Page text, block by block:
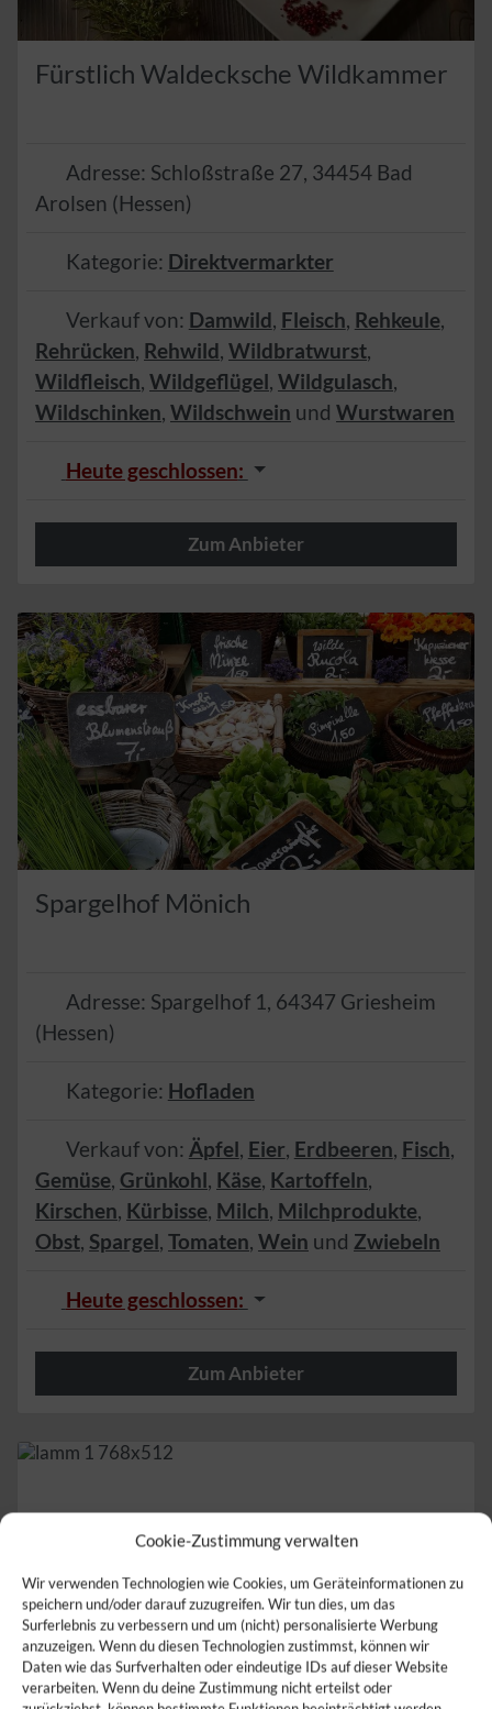
Cookie-Zustimmung verwalten
Wir verwenden Technologien wie Cookies, um Geräteinformationen zu
speichern und/oder darauf zuzugreifen. Wir tun dies, um das
Surferlebnis zu verbessern und um (nicht) personalisierte Werbung
anzuzeigen. Wenn du diesen Technologien zustimmst, können wir
Daten wie das Surfverhalten oder eindeutige IDs auf dieser Website
verarbeiten. Wenn du deine Zustimmung nicht erteilst oder
Fürstlich Waldecksche Wildkammer
Adresse: Schloßstraße 27, 34454 Bad
Arolsen (Hessen)
Kategorie: Direktvermarkter
Verkauf von: Damwild, Fleisch, Rehkeule,
Rehrücken, Rehwild, Wildbratwurst,
Wildfleisch, Wildgeflügel, Wildgulasch,
Wildschinken, Wildschwein und Wurstwaren
Heute geschlossen:
Zum Anbieter
Spargelhof Mönich
Adresse: Spargelhof 1, 64347 Griesheim
(Hessen)
Kategorie: Hofladen
Verkauf von: Äpfel, Eier, Erdbeeren, Fisch,
Gemüse, Grünkohl, Käse, Kartoffeln,
Kirschen, Kürbisse, Milch, Milchprodukte,
Obst, Spargel, Tomaten, Wein und Zwiebeln
Heute geschlossen:
Zum Anbieter